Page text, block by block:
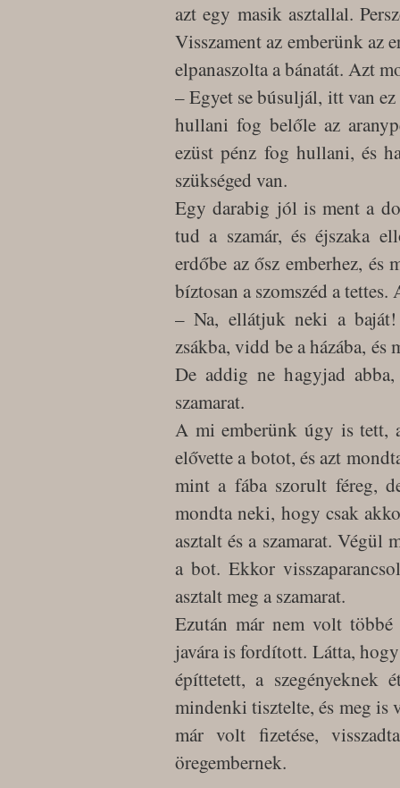
azt egy masik asztallal.
Visszament az emberünk az
elpanaszolta a bánatát. Azt
– Egyet se búsuljál, itt van
hullani fog belőle az
ezüst pénz fog hullani, és
szükséged van.
Egy darabig jól is ment a
tud a szamár, és éjszaka
erdőbe az ősz emberhez,
bíztosan a szomszéd a
– Na, ellátjuk neki a
zsákba, vidd be a házába,
De addig ne hagyjad
szamarat.
A mi emberünk úgy is tett,
elővette a botot, és azt
mint a fába szorult féreg,
mondta neki, hogy csak
asztalt és a szamarat. Végül
a bot. Ekkor
asztalt meg a szamarat.
Ezután már nem volt
javára is fordított. Látta,
építtetett, a szegényeknek
mindenki tisztelte, és meg
már volt fizetése,
öregembernek.